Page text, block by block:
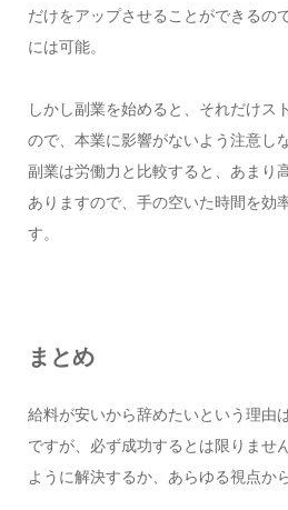
だけをアップさせることができるの
には可能。
しかし副業を始めると、それだけス
ので、本業に影響がないよう注意し
副業は労働力と比較すると、あまり
ありますので、手の空いた時間を効
す。
まとめ
給料が安いから辞めたいという理由
ですが、必ず成功するとは限りませ
ように解決するか、あらゆる視点か